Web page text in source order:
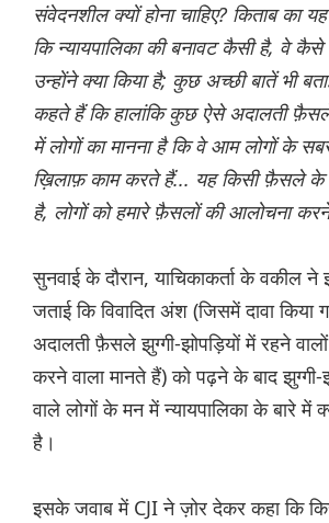
संवेदनशील क्यों होना चाहिए? किताब का
कि न्यायपालिका की बनावट कैसी है, वे
उन्होंने क्या किया है; कुछ अच्छी बातें भी
कहते हैं कि हालांकि कुछ ऐसे अदालती
में लोगों का मानना ​​है कि वे आम लोगों के
ख़िलाफ़ काम करते हैं... यह किसी फ़ैसले के
है, लोगों को हमारे फ़ैसलों की आलोचना
सुनवाई के दौरान, याचिकाकर्ता के वकील ने
जताई कि विवादित अंश (जिसमें दावा किया
अदालती फ़ैसले झुग्गी-झोपड़ियों में रहने
करने वाला मानते हैं) को पढ़ने के बाद झुग्गी-
वाले लोगों के मन में न्यायपालिका के बारे में
है।
इसके जवाब में CJI ने ज़ोर देकर कहा कि